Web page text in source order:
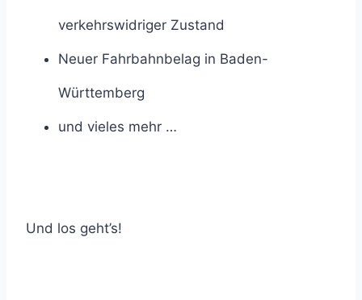
verkehrswidriger Zustand
Neuer Fahrbahnbelag in Baden-
Württemberg
und vieles mehr …
Und los geht’s!